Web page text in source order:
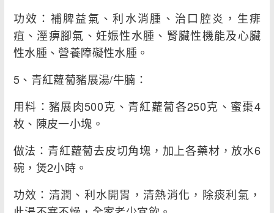
功效：補脾益氣、利水消腫、治口腔炎，生痱
疽、溼痹腳氣、妊娠性水腫、腎臟性機能及心臟
性水腫、營養障礙性水腫。
5、青紅蘿蔔豬展湯/牛腩：
用料：豬展肉500克、青紅蘿蔔各250克、蜜棗4
枚、陳皮一小塊。
做法：青紅蘿蔔去皮切角塊，加上各藥材，放水6
碗，煲2小時。
功效：清潤、利水開胃，清熱消化，除痰利氣，